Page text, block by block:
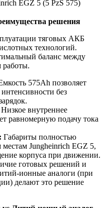
EGZ 5 (5 PzS 575)
решения
тяговых АКБ
технологий.
баланс между
работы.
575Ah позволяет
без
Низкое внутреннее
равномерную подачу тока
Габариты полностью
Jungheinrich EGZ 5,
корпуса при движении.
готовых решений и
ионные аналоги (при
делают это решение